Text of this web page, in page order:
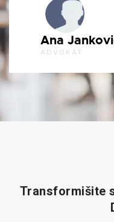
Ana
ADVOKAT
Transformišite